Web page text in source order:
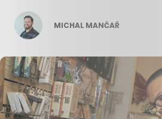
MICHAL MANČAŘ